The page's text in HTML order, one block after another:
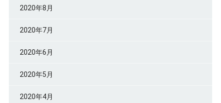
2020年8月
2020年7月
2020年6月
2020年5月
2020年4月